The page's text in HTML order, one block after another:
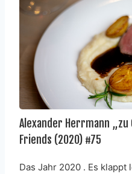
Alexander Herrmann „zu
Friends (2020) #75
Das Jahr 2020 . Es